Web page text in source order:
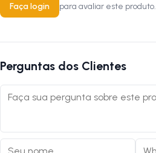
Faça login para avaliar este produto.
Perguntas dos Clientes